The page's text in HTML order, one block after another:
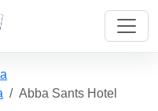
Abba Sants Hotel